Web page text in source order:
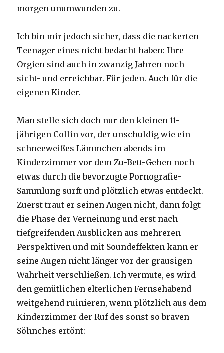
morgen unumwunden zu.
Ich bin mir jedoch sicher, dass die nackerten
Teenager eines nicht bedacht haben: Ihre
Orgien sind auch in zwanzig Jahren noch
sicht- und erreichbar. Für jeden. Auch für die
eigenen Kinder.
Man stelle sich doch nur den kleinen 11-
jährigen Collin vor, der unschuldig wie ein
schneeweißes Lämmchen abends im
Kinderzimmer vor dem Zu-Bett-Gehen noch
etwas durch die bevorzugte Pornografie-
Sammlung surft und plötzlich etwas entdeckt.
Zuerst traut er seinen Augen nicht, dann folgt
die Phase der Verneinung und erst nach
tiefgreifenden Ausblicken aus mehreren
Perspektiven und mit Soundeffekten kann er
seine Augen nicht länger vor der grausigen
Wahrheit verschließen. Ich vermute, es wird
den gemütlichen elterlichen Fernsehabend
weitgehend ruinieren, wenn plötzlich aus dem
Kinderzimmer der Ruf des sonst so braven
Söhnches ertönt: